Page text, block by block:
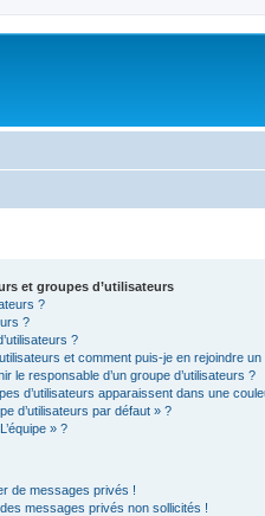
et groupes d’utilisateurs
?
?
?
et comment puis-je en rejoindre un
le responsable d’un groupe d’utilisateurs ?
d’utilisateurs apparaissent dans une
d’utilisateurs par défaut » ?
» ?
de messages privés !
messages privés non sollicités !